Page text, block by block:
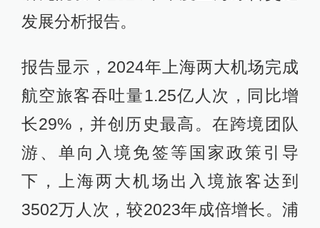
发展分析报告。
报告显示，2024年上海两大机场完成
航空旅客吞吐量1.25亿人次，同比增
长29%，并创历史最高。在跨境团队
游、单向入境免签等国家政策引导
下，上海两大机场出入境旅客达到
3502万人次，较2023年成倍增长。浦